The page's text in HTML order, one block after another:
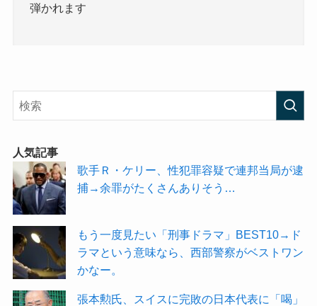
弾かれます
人気記事
歌手Ｒ・ケリー、性犯罪容疑で連邦当局が逮
捕→余罪がたくさんありそう…
もう一度見たい「刑事ドラマ」BEST10→ド
ラマという意味なら、西部警察がベストワン
かなー。
張本勲氏、スイスに完敗の日本代表に「喝」